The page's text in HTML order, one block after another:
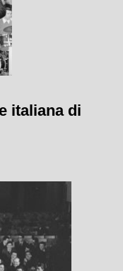
italiana di